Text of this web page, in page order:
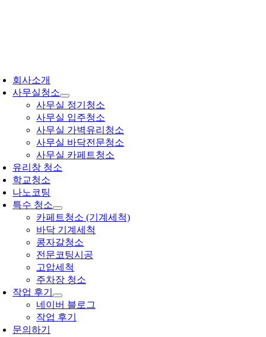
뛰
기
회사소개
사무실청소
사무실 정기청소
사무실 입주청소
사무실 가벽유리청소
사무실 바닥전문청소
사무실 카페트청소
유리창 청소
학교청소
나노코팅
특수 청소
카페트청소 (기계세척)
바닥 기계세척
콩자갈청소
전문코팅시공
고압세척
주차장 청소
작업 후기
네이버 블로그
작업 후기
문의하기